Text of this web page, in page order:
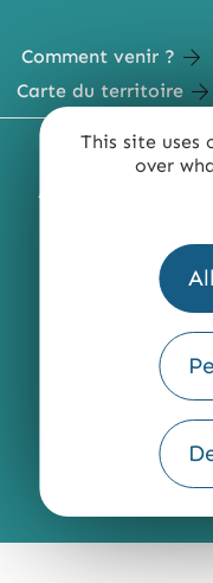
This site uses
over
Comment venir ?
Carte du territoire
MENTIONS
ACCESSIBILITÉ :
Fourni